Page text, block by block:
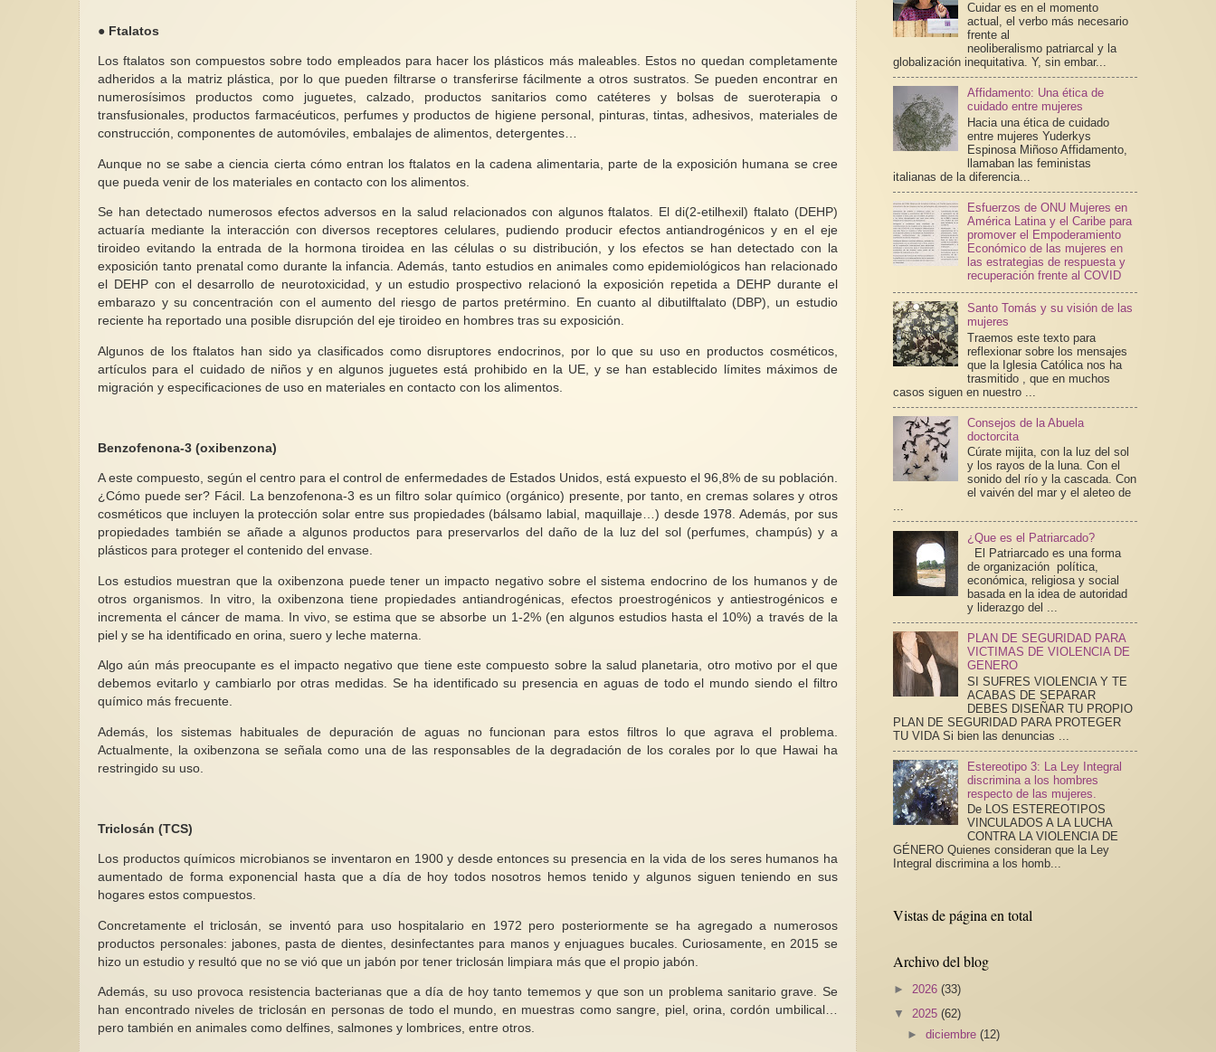
● Ftalatos
Los ftalatos son compuestos sobre todo empleados para hacer los plásticos más maleables. Estos no quedan completamente
adheridos a la matriz plástica, por lo que pueden filtrarse o transferirse fácilmente a otros sustratos. Se pueden encontrar en
numerosísimos productos como juguetes, calzado, productos sanitarios como catéteres y bolsas de sueroterapia o
transfusionales, productos farmacéuticos, perfumes y productos de higiene personal, pinturas, tintas, adhesivos, materiales de
construcción, componentes de automóviles, embalajes de alimentos, detergentes…
Aunque no se sabe a ciencia cierta cómo entran los ftalatos en la cadena alimentaria, parte de la exposición humana se cree
que pueda venir de los materiales en contacto con los alimentos.
Se han detectado numerosos efectos adversos en la salud relacionados con algunos ftalatos. El di(2-etilhexil) ftalato (DEHP)
actuaría mediante la interacción con diversos receptores celulares, pudiendo producir efectos antiandrogénicos y en el eje
tiroideo evitando la entrada de la hormona tiroidea en las células o su distribución, y los efectos se han detectado con la
exposición tanto prenatal como durante la infancia. Además, tanto estudios en animales como epidemiológicos han relacionado
el DEHP con el desarrollo de neurotoxicidad, y un estudio prospectivo relacionó la exposición repetida a DEHP durante el
embarazo y su concentración con el aumento del riesgo de partos pretérmino. En cuanto al dibutilftalato (DBP), un estudio
reciente ha reportado una posible disrupción del eje tiroideo en hombres tras su exposición.
Algunos de los ftalatos han sido ya clasificados como disruptores endocrinos, por lo que su uso en productos cosméticos,
artículos para el cuidado de niños y en algunos juguetes está prohibido en la UE, y se han establecido límites máximos de
migración y especificaciones de uso en materiales en contacto con los alimentos.
Benzofenona-3 (oxibenzona)
A este compuesto, según el centro para el control de enfermedades de Estados Unidos, está expuesto el 96,8% de su población.
¿Cómo puede ser? Fácil. La benzofenona-3 es un filtro solar químico (orgánico) presente, por tanto, en cremas solares y otros
cosméticos que incluyen la protección solar entre sus propiedades (bálsamo labial, maquillaje…) desde 1978. Además, por sus
propiedades también se añade a algunos productos para preservarlos del daño de la luz del sol (perfumes, champús) y a
plásticos para proteger el contenido del envase.
Los estudios muestran que la oxibenzona puede tener un impacto negativo sobre el sistema endocrino de los humanos y de
otros organismos. In vitro, la oxibenzona tiene propiedades antiandrogénicas, efectos proestrogénicos y antiestrogénicos e
incrementa el cáncer de mama. In vivo, se estima que se absorbe un 1-2% (en algunos estudios hasta el 10%) a través de la
piel y se ha identificado en orina, suero y leche materna.
Algo aún más preocupante es el impacto negativo que tiene este compuesto sobre la salud planetaria, otro motivo por el que
debemos evitarlo y cambiarlo por otras medidas. Se ha identificado su presencia en aguas de todo el mundo siendo el filtro
químico más frecuente.
Además, los sistemas habituales de depuración de aguas no funcionan para estos filtros lo que agrava el problema.
Actualmente, la oxibenzona se señala como una de las responsables de la degradación de los corales por lo que Hawai ha
restringido su uso.
Triclosán (TCS)
Los productos químicos microbianos se inventaron en 1900 y desde entonces su presencia en la vida de los seres humanos ha
aumentado de forma exponencial hasta que a día de hoy todos nosotros hemos tenido y algunos siguen teniendo en sus
hogares estos compuestos.
Concretamente el triclosán, se inventó para uso hospitalario en 1972 pero posteriormente se ha agregado a numerosos
productos personales: jabones, pasta de dientes, desinfectantes para manos y enjuagues bucales. Curiosamente, en 2015 se
hizo un estudio y resultó que no se vió que un jabón por tener triclosán limpiara más que el propio jabón.
Además, su uso provoca resistencia bacterianas que a día de hoy tanto tememos y que son un problema sanitario grave. Se
han encontrado niveles de triclosán en personas de todo el mundo, en muestras como sangre, piel, orina, cordón umbilical…
pero también en animales como delfines, salmones y lombrices, entre otros.
Cuidar es en el momento
actual, el verbo más necesario
frente al
neoliberalismo patriarcal y la
globalización inequitativa. Y, sin embar...
Affidamento: Una ética de
cuidado entre mujeres
Hacia una ética de cuidado
entre mujeres Yuderkys
Espinosa Miñoso Affidamento,
llamaban las feministas
italianas de la diferencia...
Esfuerzos de ONU Mujeres en
América Latina y el Caribe para
promover el Empoderamiento
Económico de las mujeres en
las estrategias de respuesta y
recuperación frente al COVID
Santo Tomás y su visión de las
mujeres
Traemos este texto para
reflexionar sobre los mensajes
que la Iglesia Católica nos ha
trasmitido , que en muchos
casos siguen en nuestro ...
Consejos de la Abuela
doctorcita
Cúrate mijita, con la luz del sol
y los rayos de la luna. Con el
sonido del río y la cascada. Con
el vaivén del mar y el aleteo de
...
¿Que es el Patriarcado?
El Patriarcado es una forma
de organización política,
económica, religiosa y social
basada en la idea de autoridad
y liderazgo del ...
PLAN DE SEGURIDAD PARA
VICTIMAS DE VIOLENCIA DE
GENERO
SI SUFRES VIOLENCIA Y TE
ACABAS DE SEPARAR
DEBES DISEÑAR TU PROPIO
PLAN DE SEGURIDAD PARA PROTEGER
TU VIDA Si bien las denuncias ...
Estereotipo 3: La Ley Integral
discrimina a los hombres
respecto de las mujeres.
De LOS ESTEREOTIPOS
VINCULADOS A LA LUCHA
CONTRA LA VIOLENCIA DE
GÉNERO Quienes consideran que la Ley
Integral discrimina a los homb...
Vistas de página en total
Archivo del blog
► 2026 (33)
▼ 2025 (62)
►diciembre(12)